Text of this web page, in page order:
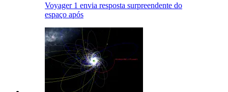
Voyager 1 envia resposta surpreendente do
espaço após